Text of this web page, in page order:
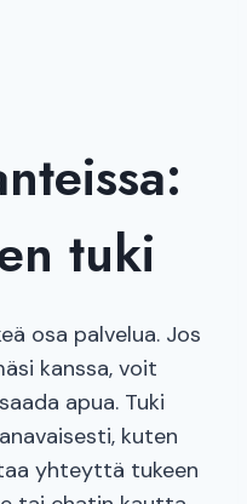
tuki
osa palvelua. Jos
kanssa, voit
apua. Tuki
kuten
yhteyttä tukeen